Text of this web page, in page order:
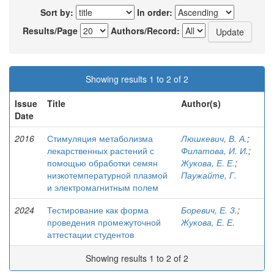
Sort by:
In order:
Results/Page
Authors/Record:
Showing results 1 to 2 of 2
Issue
Date
Title Author(s)
2016
Стимуляция метаболизма
лекарственных растений с
помощью обработки семян
низкотемпературной плазмой
и электромагнитным полем
Люшкевич, В. А.;
Филатова, И. И.;
Жукова, Е. Е.;
Паужайте, Г.
2024
Тестирование как форма
проведения промежуточной
аттестации студентов
Боревич, Е. 3.;
Жукова, Е. Е.
Showing results 1 to 2 of 2